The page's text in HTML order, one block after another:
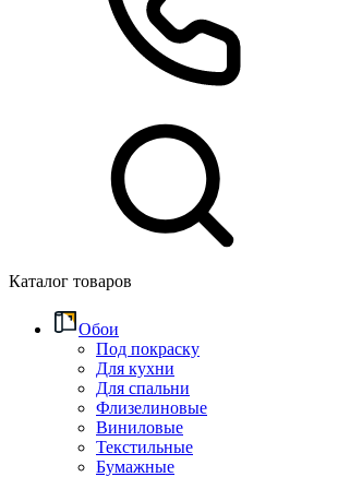
Каталог товаров
Обои
Под покраску
Для кухни
Для спальни
Флизелиновые
Виниловые
Текстильные
Бумажные